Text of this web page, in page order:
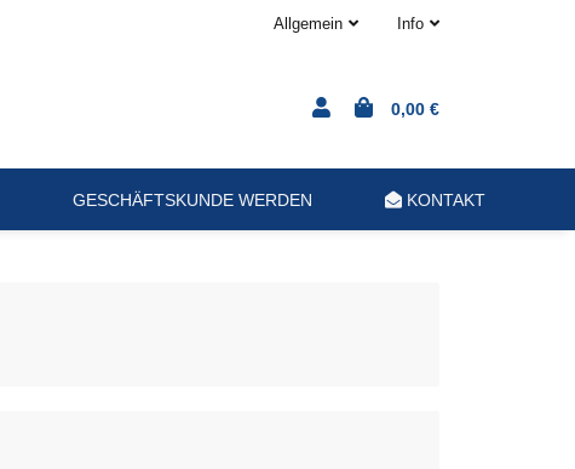
Allgemein Info
0,00 €
GESCHÄFTSKUNDE WERDEN KONTAKT